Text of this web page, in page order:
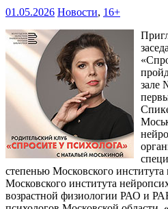
01.05.2026 Новости, 16+
зале
степенью Московского
Московского института
возрастной физиологии РАО и